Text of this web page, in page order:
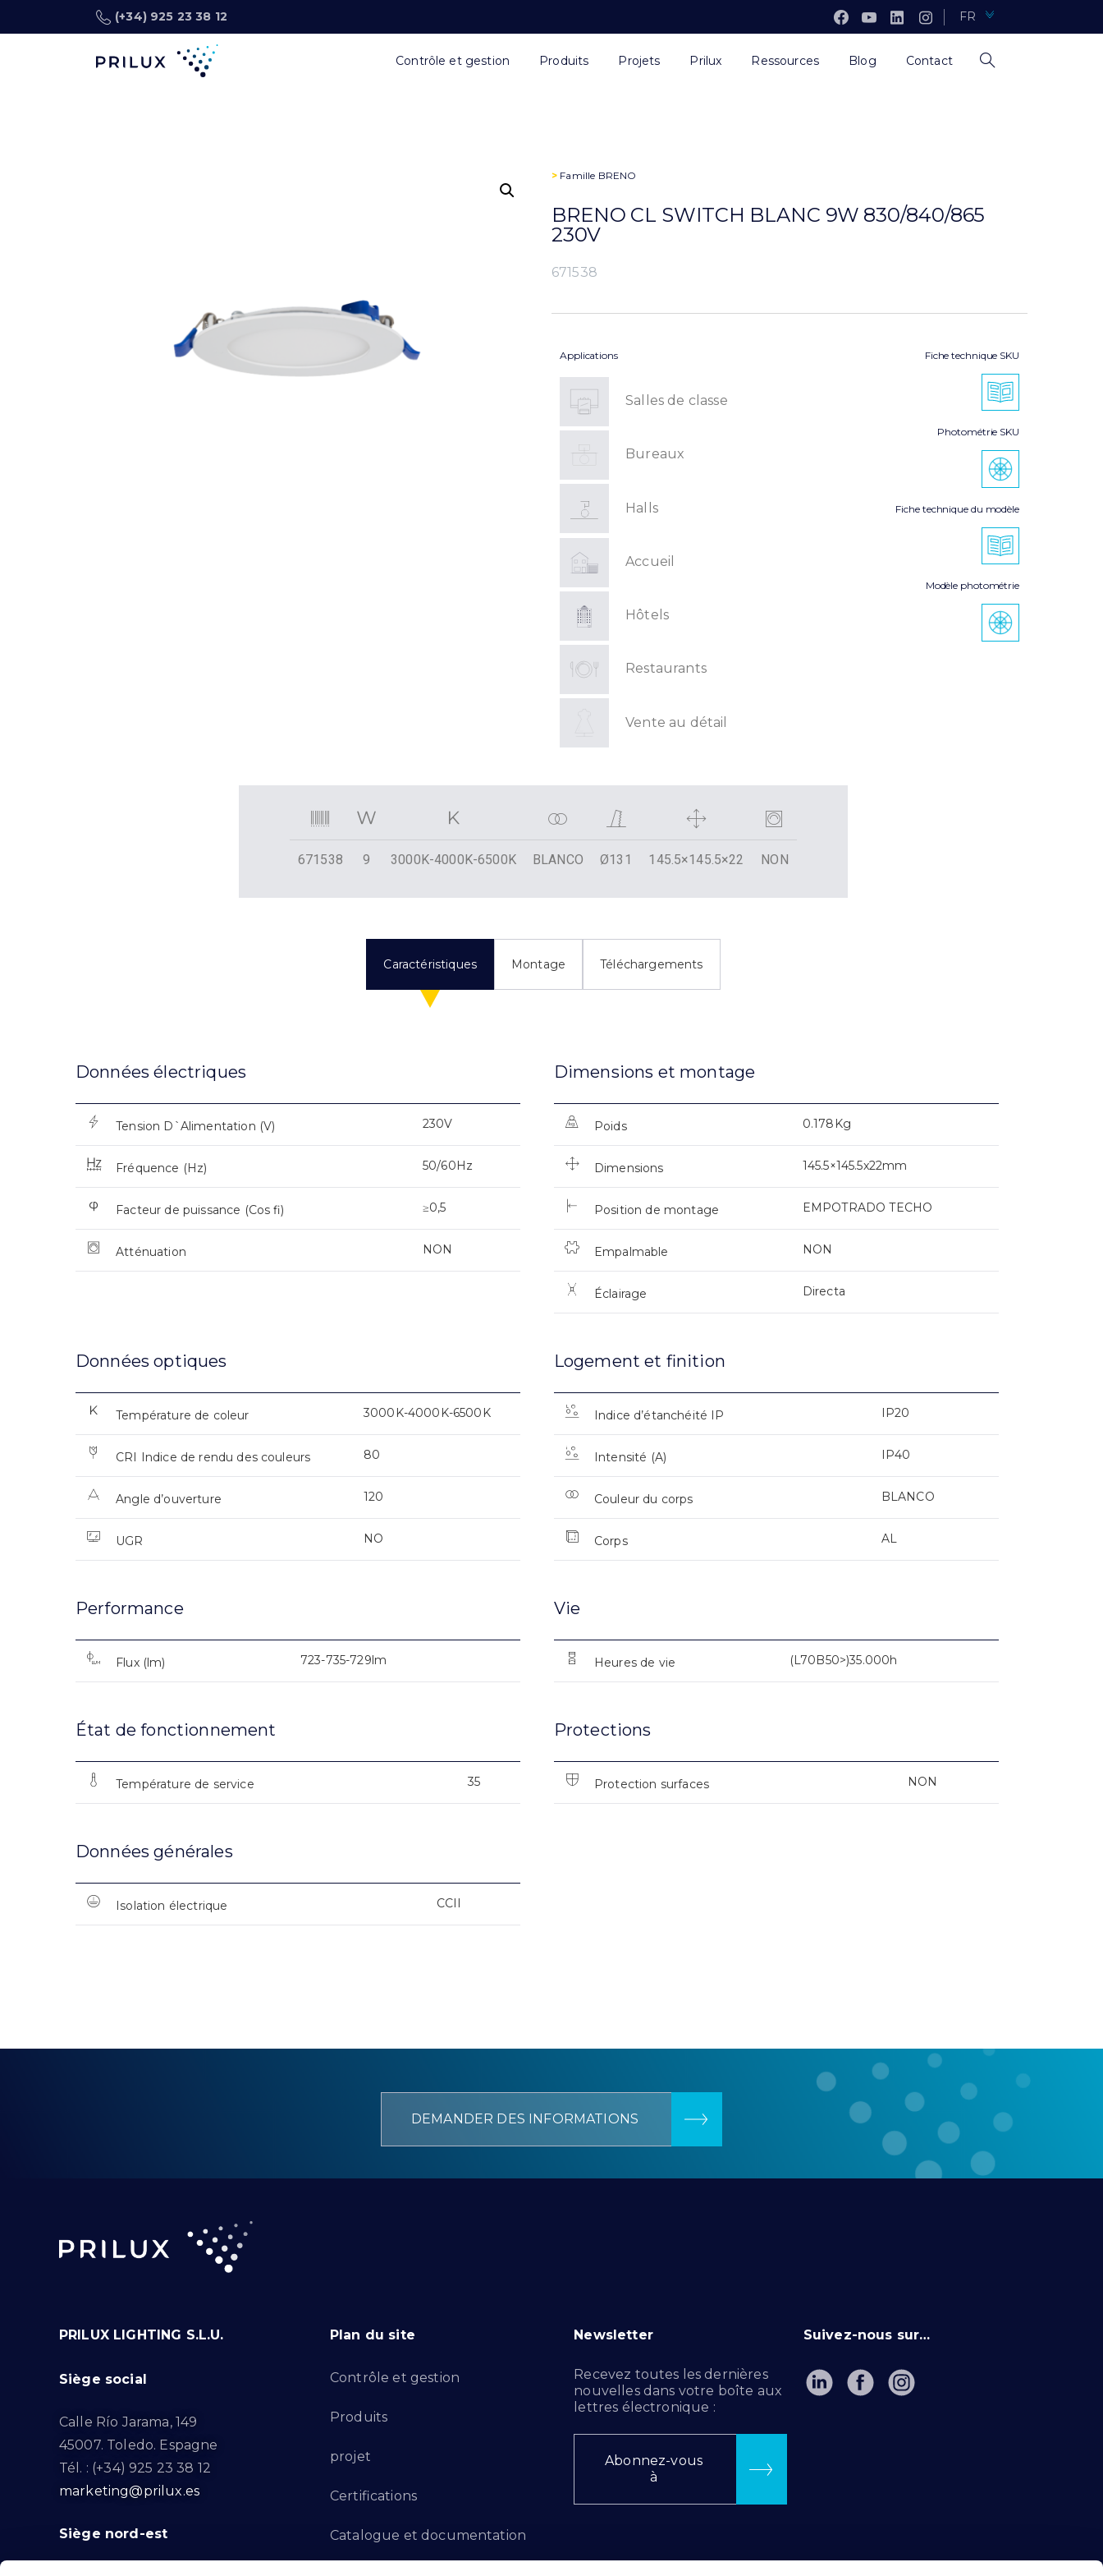
(+34) 925 23 38 12 FR
Contrôle et gestion Produits Projets Prilux Ressources Blog Contact
> Famille BRENO
BRENO CL SWITCH BLANC 9W 830/840/865
230V
671538
Applications
Salles de classe
Bureaux
Halls
Accueil
Hôtels
Restaurants
Vente au détail
Fiche technique SKU
Photométrie SKU
Fiche technique du modèle
Modèle photométrie
671538 9 3000K-4000K-6500K BLANCO Ø131 145.5×145.5×22 NON
Caractéristiques Montage Téléchargements
Données électriques
Tension D`Alimentation (V) 230V
Fréquence (Hz) 50/60Hz
Facteur de puissance (Cos fi) ≥0,5
Atténuation NON
Dimensions et montage
Poids 0.178Kg
Dimensions 145.5×145.5x22mm
Position de montage EMPOTRADO TECHO
Empalmable NON
Éclairage Directa
Données optiques
Température de coleur 3000K-4000K-6500K
CRI Indice de rendu des couleurs 80
Angle d’ouverture 120
UGR NO
Logement et finition
Indice d’étanchéité IP IP20
Intensité (A) IP40
Couleur du corps BLANCO
Corps AL
Performance
Flux (lm) 723-735-729lm
Vie
Heures de vie (L70B50>)35.000h
État de fonctionnement
Température de service 35
Protections
Protection surfaces NON
Données générales
Isolation électrique CCII
DEMANDER DES INFORMATIONS
PRILUX LIGHTING S.L.U.
Siège social
Calle Río Jarama, 149
45007. Toledo. Espagne
Tél. : (+34) 925 23 38 12
marketing@prilux.es
Siège nord-est
Plan du site
Contrôle et gestion
Produits
projet
Certifications
Catalogue et documentation
Newsletter
Recevez toutes les dernières
nouvelles dans votre boîte aux
lettres électronique :
Abonnez-vous
à
Suivez-nous sur…